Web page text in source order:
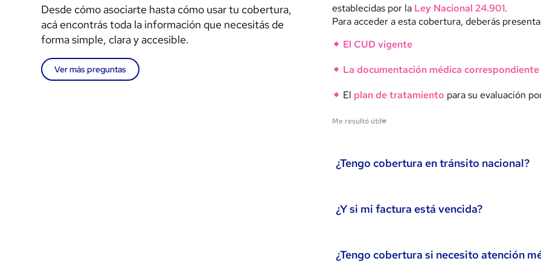
Desde cómo asociarte hasta cómo usar tu cobertura,
acá encontrás toda la información que necesitás de
forma simple, clara y accesible.
Ver más preguntas
establecidas por la Ley Nacional 24.901.
Para acceder a esta cobertura, deberás
El CUD vigente
La documentación médica correspondiente
El plan de tratamiento para su evaluación
Me resultó útil
¿Tengo cobertura en tránsito nacional?
Sí. Desde Federada brindamos cobertura en
gestionar elreintegro(según valores
presentando la factura correspondiente.
¿Y si mi factura está vencida?
También hay opciones para que puedas
¿Tengo cobertura si necesito atención